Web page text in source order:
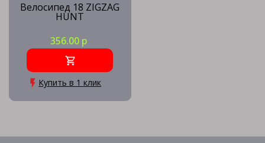
Велосипед 18 ZIGZAG
HUNT
356.00 р
Купить в 1 клик